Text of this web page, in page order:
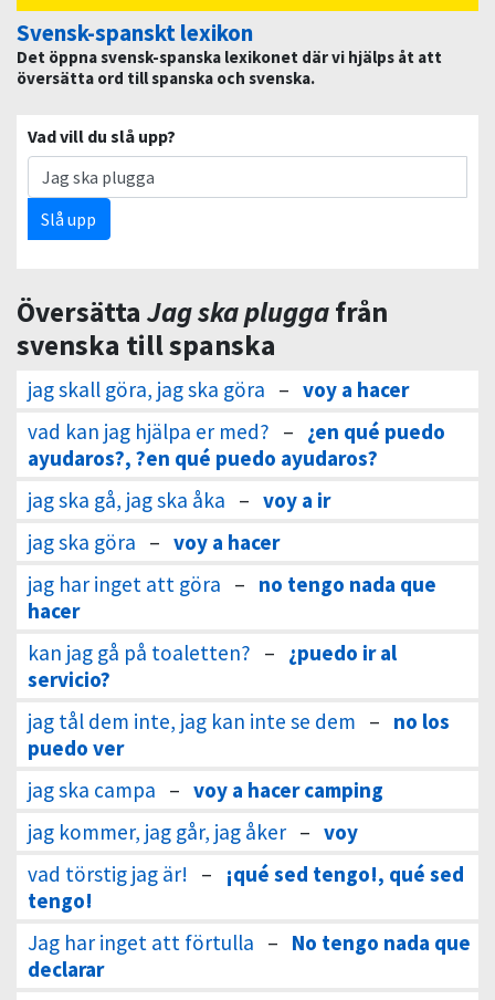
Svensk-spanskt lexikon
Det öppna svensk-spanska lexikonet där vi hjälps åt att
översätta ord till spanska och svenska.
Vad vill du slå upp?
Slå upp
Översätta Jag ska pluggafrån
svenska till spanska
jag skall göra, jag ska göra – voy a hacer
vad kan jag hjälpa er med? – ¿en qué puedo
ayudaros?, ?en qué puedo ayudaros?
jag ska gå, jag ska åka – voy a ir
jag ska göra – voy a hacer
jag har inget att göra – no tengo nada que
hacer
kan jag gå på toaletten? – ¿puedo ir al
servicio?
jag tål dem inte, jag kan inte se dem – no los
puedo ver
jag ska campa – voy a hacer camping
jag kommer, jag går, jag åker – voy
vad törstig jag är! –
¡qué sed tengo!, qué sed
tengo!
Jag har inget att förtulla – No tengo nada que
declarar